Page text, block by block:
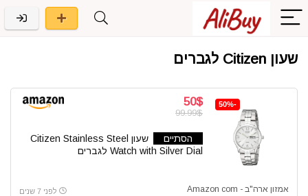
שעון Citizen לגברים
-50%
50$
99.99$
הסתיים
שעון Citizen Stainless Steel
Watch with Silver Dial לגברים
אמזון ארה"ב - Amazon com לפני 7 שנים